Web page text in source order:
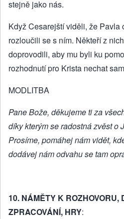
stejně jako nás.
Když Cesarejští viděli, že Pavla
rozloučili se s ním. Někteří z
doprovodili, aby mu byli ku
rozhodnutí pro Krista nechat
MODLITBA
Pane Bože, děkujeme ti za
díky kterým se radostná zvěst o
Prosíme, pomáhej nám vidět,
dodávej nám odvahu se tam
10. NÁMĚTY K ROZHOVORU,
ZPRACOVÁNÍ, HRY: